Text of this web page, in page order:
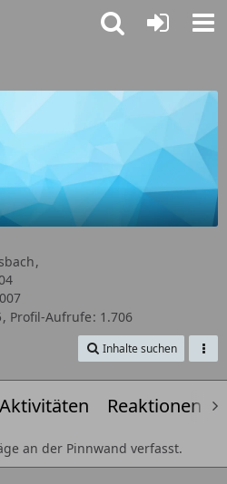
Profil-Aufrufe 1.706
Inhalte suchen
Reaktionen
an der Pinnwand verfasst.